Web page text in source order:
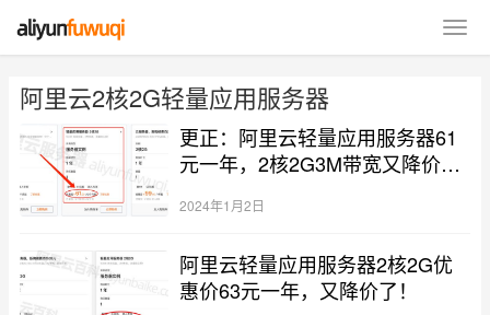
阿里云2核2G轻量应用服务器
更正：阿里云轻量应用服务器61
元一年，2核2G3M带宽又降价
2024年1月2日
阿里云轻量应用服务器2核2G优
惠价63元一年，又降价了！